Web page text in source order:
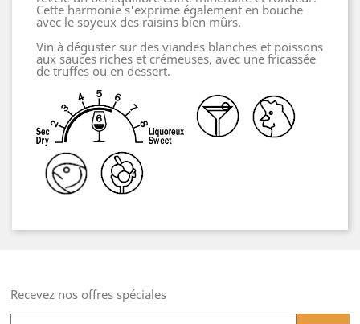
Cette harmonie s'exprime également en bouche
avec le soyeux des raisins bien mûrs.
Vin à déguster sur des viandes blanches et poissons
aux sauces riches et crémeuses, avec une fricassée
de truffes ou en dessert.
Recevez nos offres spéciales